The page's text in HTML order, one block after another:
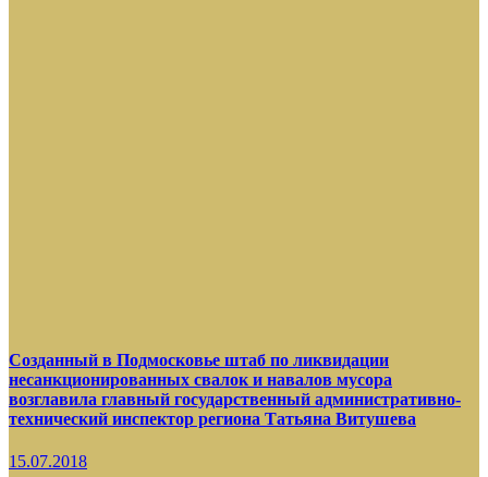
Созданный в Подмосковье штаб по ликвидации
несанкционированных свалок и навалов мусора
возглавила главный государственный административно-
технический инспектор региона Татьяна Витушева
15.07.2018